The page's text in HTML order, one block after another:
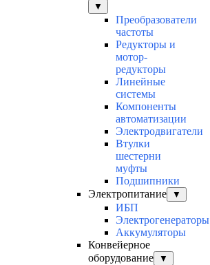
▼
Преобразователи
частоты
Редукторы и
мотор-
редукторы
Линейные
системы
Компоненты
автоматизации
Электродвигатели
Втулки
шестерни
муфты
Подшипники
Электропитание
▼
ИБП
Электрогенераторы
Аккумуляторы
Конвейерное
оборудование
▼